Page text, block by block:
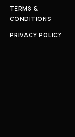
TERMS &
CONDITIONS
PRIVACY POLICY